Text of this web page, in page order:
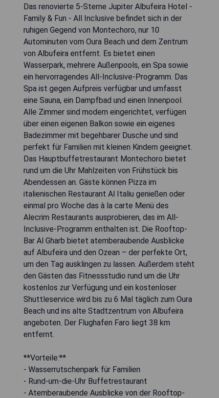
Das renovierte 5-Sterne Jupiter Albufeira Hotel -
Family & Fun - All Inclusive befindet sich in der
ruhigen Gegend von Montechoro, nur 10
Autominuten vom Oura Beach und dem Zentrum
von Albufeira entfernt. Es bietet einen
Wasserpark, mehrere Außenpools, ein Spa sowie
ein hervorragendes All-Inclusive-Programm. Das
Spa ist gegen Aufpreis verfügbar und umfasst
eine Sauna, ein Dampfbad und einen Innenpool.
Alle Zimmer sind modern eingerichtet, verfügen
über einen eigenen Balkon sowie ein eigenes
Badezimmer mit begehbarer Dusche und sind
perfekt für Familien mit kleinen Kindern geeignet.
Das Hauptbuffetrestaurant Montechoro bietet
rund um die Uhr Mahlzeiten von Frühstück bis
Abendessen an. Gäste können Pizza im
italienischen Restaurant Al Italiu genießen oder
einmal pro Woche das à la carte Menü des
Alecrim Restaurants ausprobieren, das im All-
Inclusive-Programm enthalten ist. Die Rooftop-
Bar Al Gharb bietet atemberaubende Ausblicke
auf Albufeira und den Ozean – der perfekte Ort,
um den Tag ausklingen zu lassen. Außerdem steht
den Gästen das Fitnessstudio rund um die Uhr
kostenlos zur Verfügung und ein kostenloser
Shuttleservice wird bis zu 6 Mal täglich zum Oura
Beach und ins alte Stadtzentrum von Albufeira
angeboten. Der Flughafen Faro liegt 38 km
entfernt.
**Vorteile:**
- Wasserrutschenpark für Familien
- Rund-um-die-Uhr Buffetrestaurant
- Atemberaubende Ausblicke von der Rooftop-